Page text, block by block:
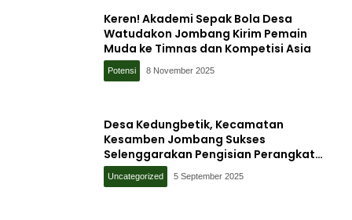
Keren! Akademi Sepak Bola Desa
Watudakon Jombang Kirim Pemain
Muda ke Timnas dan Kompetisi Asia
Potensi 8 November 2025
Desa Kedungbetik, Kecamatan
Kesamben Jombang Sukses
Selenggarakan Pengisian Perangkat
Desa, Ini Jabatan yang Dilantik
Uncategorized 5 September 2025